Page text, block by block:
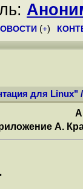
(+)
для Linux"
A.